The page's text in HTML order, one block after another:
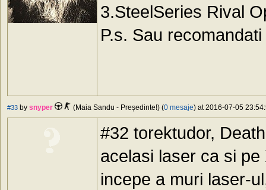
3.SteelSeries Rival
P.s. Sau
#33 by snyper (Maia Sandu - Președinte!) (0 mesaje) at 2016-07-05
#32 torektudor,
acelasi laser ca si
incepe a muri laser-